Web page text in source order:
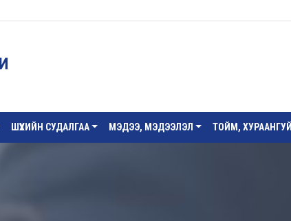
ШҮҮХИЙН СУДАЛГАА МЭДЭЭ, МЭДЭЭЛЭЛ ТОЙМ, ХУРААНГУЙ